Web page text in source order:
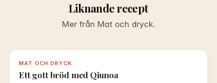
Liknande recept
Mer från Mat och dryck.
MAT OCH DRYCK
Ett gott bröd med Qiunoa